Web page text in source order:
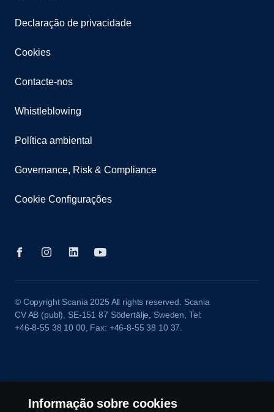
Declaração de privacidade
Cookies
Contacte-nos
Whistleblowing
Política ambiental
Governance, Risk & Compliance
Cookie Configurações
© Copyright Scania 2025 All rights reserved. Scania
CV AB (publ), SE-151 87 Södertälje, Sweden, Tel:
+46-8-55 38 10 00, Fax: +46-8-55 38 10 37.
Informação sobre cookies